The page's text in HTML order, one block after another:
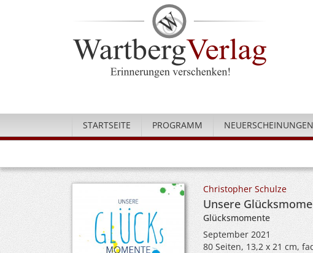
STARTSEITE PROGRAMM NEUERSCHEINUNGEN
Christopher Schulze
Unsere
Glücksmomente
September 2021
80 Seiten, 13,2 x 21 cm,